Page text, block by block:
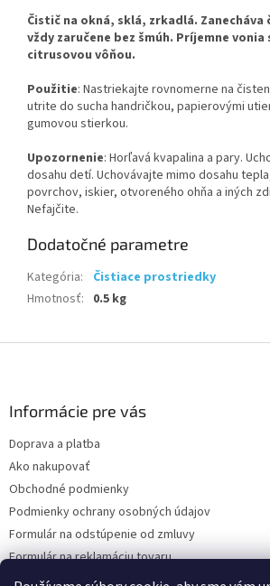
Čistič na okná, sklá, zrkadlá.
vždy zaručene bez šmúh. Príjemne vonia
citrusovou vôňou.
Použitie: Nastriekajte rovnomerne na
utrite do sucha handričkou, papierovými
gumovou stierkou.
Upozornenie: Horľavá kvapalina a pary.
dosahu detí. Uchovávajte mimo dosahu
povrchov, iskier, otvoreného ohňa a iných
Nefajčite.
Dodatočné parametre
Kategória:
Čistiace prostriedky
Hmotnosť: 0.5 kg
Informácie pre vás
Doprava a platba
Ako nakupovať
Obchodné podmienky
Podmienky ochrany osobných údajov
Formulár na odstúpenie od zmluvy
Formulár na reklamáciu tovaru
Kontakty